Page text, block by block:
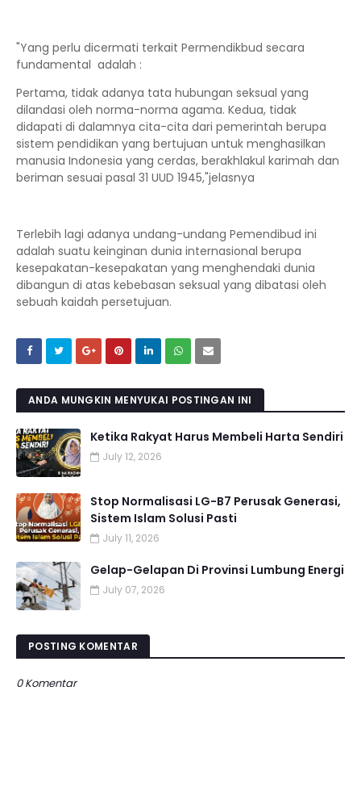
"Yang perlu dicermati terkait Permendikbud secara
fundamental adalah :
Pertama, tidak adanya tata hubungan seksual yang
dilandasi oleh norma-norma agama. Kedua, tidak
didapati di dalamnya cita-cita dari pemerintah berupa
sistem pendidikan yang bertujuan untuk menghasilkan
manusia Indonesia yang cerdas, berakhlakul karimah dan
beriman sesuai pasal 31 UUD 1945,"jelasnya
Terlebih lagi adanya undang-undang Pemendibud ini
adalah suatu keinginan dunia internasional berupa
kesepakatan-kesepakatan yang menghendaki dunia
dibangun di atas kebebasan seksual yang dibatasi oleh
sebuah kaidah persetujuan.
ANDA MUNGKIN MENYUKAI POSTINGAN INI
Ketika Rakyat Harus Membeli Harta Sendiri
July 12, 2026
Stop Normalisasi LG-B7 Perusak Generasi,
Sistem Islam Solusi Pasti
July 11, 2026
Gelap-Gelapan Di Provinsi Lumbung Energi
July 07, 2026
POSTING KOMENTAR
0 Komentar